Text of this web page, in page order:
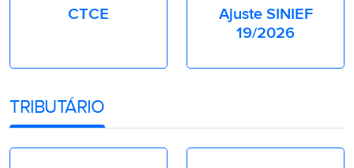
CTCE
Ajuste SINIEF
19/2026
TRIBUTÁRIO